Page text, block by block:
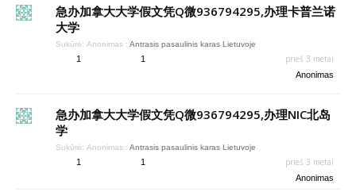
急办加拿大大学假文凭Q微936794295,办理卡普兰诺
大学
Sukūrė: Anonimas : Antrasis pasaulinis karas Lietuvoje
1 1 prieš 3 metai
Anonimas
急办加拿大大学假文凭Q微936794295,办理NIC北岛
学
Sukūrė: Anonimas : Antrasis pasaulinis karas Lietuvoje
1 1 prieš 3 metai
Anonimas